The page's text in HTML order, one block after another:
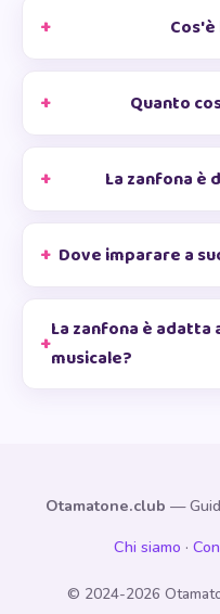
Quanto
La zanfona è
Dove imparare a
La zanfona è adatta
musicale?
Otamatone.club —
Chi siamo ·
© 2024-2026